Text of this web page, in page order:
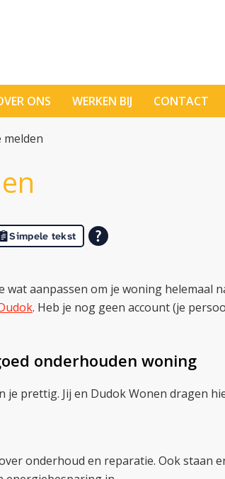
ONS WERKEN BIJ CONTACT
melden
Simpele tekst
wat aanpassen om je woning helemaal
. Heb je nog geen account (je
onderhouden woning
prettig. Jij en Dudok Wonen dragen
onderhoud en reparatie. Ook staan